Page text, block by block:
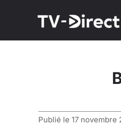
Publié le 17 novembre